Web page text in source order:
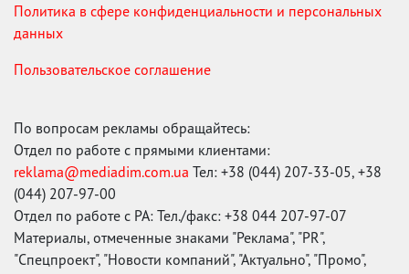
Политика в сфере конфиденциальности и персональных
данных
Пользовательское соглашение
По вопросам рекламы обращайтесь:
Отдел по работе с прямыми клиентами:
reklama@mediadim.com.ua Тел: +38 (044) 207-33-05, +38
(044) 207-97-00
Отдел по работе с РА: Тел./факс: +38 044 207-97-07
Материалы, отмеченные знаками "Реклама", "PR",
"Спецпроект", "Новости компаний", "Актуально", "Промо",